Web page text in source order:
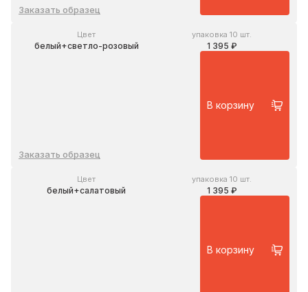
Заказать образец
Цвет
белый+светло-розовый
упаковка 10 шт.
1 395 ₽
Заказать образец
В корзину
Цвет
белый+салатовый
упаковка 10 шт.
1 395 ₽
В корзину